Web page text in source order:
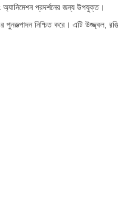
অ্যানিমেশন প্রদর্শনের জন্য উপযুক্ত।
নিশ্চিত করে। এটি উজ্জ্বল,